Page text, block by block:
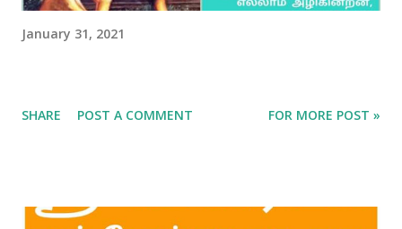
January 31, 2021
SHARE POST A COMMENT FOR MORE POST »